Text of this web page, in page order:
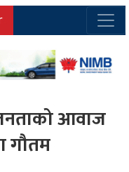
आवाज
गौतम